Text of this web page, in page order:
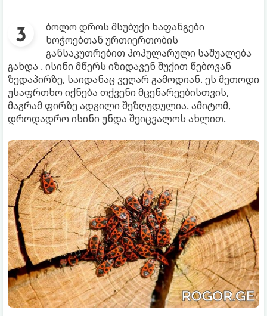
ბოლო დროს მსუბუქი ხაფანგები
ხოჭოებთან ურთიერთობის
განსაკუთრებით პოპულარული საშუალება
გახდა . ისინი მწერს იზიდავენ შუქით წებოვან
ზედაპირზე, საიდანაც ვეღარ გამოდიან. ეს მეთოდი
უსაფრთხო იქნება თქვენი მცენარეებისთვის,
მაგრამ ფირზე ადგილი შეზღუდულია. ამიტომ,
დროდადრო ისინი უნდა შეიცვალოს ახლით.